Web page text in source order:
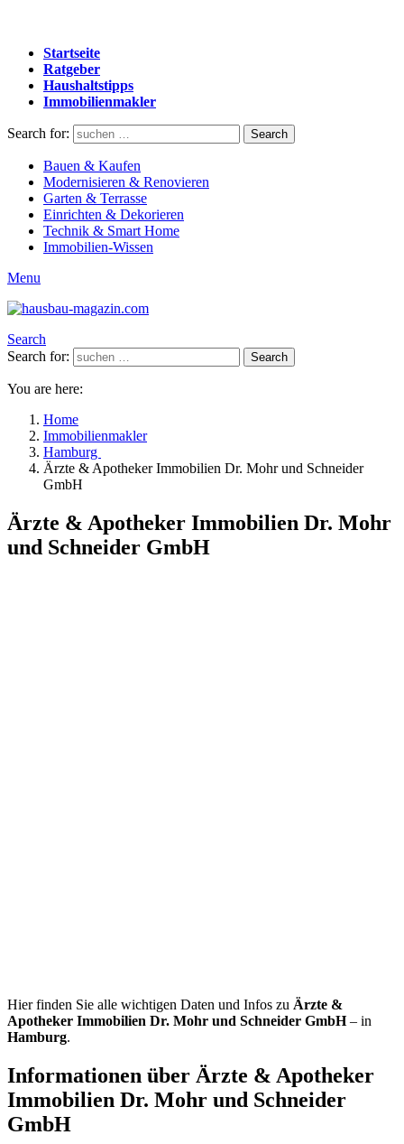
Startseite
Ratgeber
Haushaltstipps
Immobilienmakler
Search for: Search
Bauen & Kaufen
Modernisieren & Renovieren
Garten & Terrasse
Einrichten & Dekorieren
Technik & Smart Home
Immobilien-Wissen
Menu
Search
Search for:
Search
You are here:
Home
Immobilienmakler
Hamburg
Ärzte & Apotheker Immobilien Dr. Mohr und Schneider
GmbH
Ärzte & Apotheker Immobilien Dr. Mohr
und Schneider GmbH
Hier finden Sie alle wichtigen Daten und Infos zu Ärzte &
Apotheker Immobilien Dr. Mohr und Schneider GmbH– in
Hamburg.
Informationen über Ärzte & Apotheker
Immobilien Dr. Mohr und Schneider
GmbH